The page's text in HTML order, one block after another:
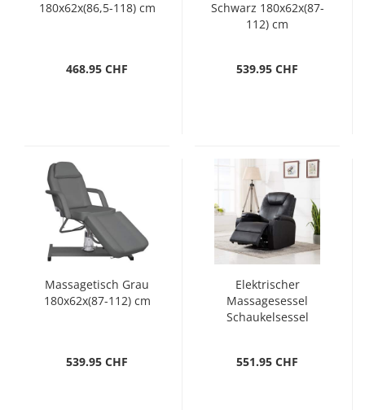
180x62x(86,5-118) cm
468.95 CHF
Schwarz 180x62x(87-
112) cm
539.95 CHF
Massagetisch Grau
180x62x(87-112) cm
539.95 CHF
Elektrischer
Massagesessel
Schaukelsessel
551.95 CHF